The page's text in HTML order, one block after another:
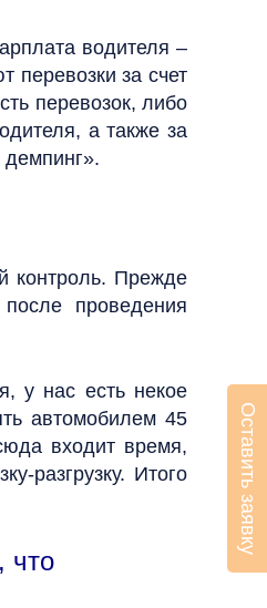
водителя –
перевозки за счет
перевозок, либо
а также за
контроль. Прежде
проведения
у нас есть некое
автомобилем 45
входит время,
разгрузку. Итого
что
Оставить заявку